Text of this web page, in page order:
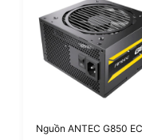
Nguồn ANTEC G850